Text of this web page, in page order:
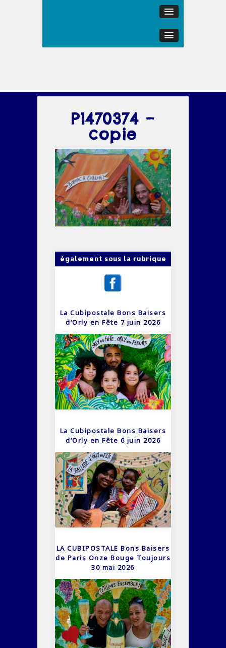
P1470374 –
copie
également sous la rubrique
La Cubipostale Bons Baisers
d’Orly en Fête 7 juin 2026
La Cubipostale Bons Baisers
d’Orly en Fête 6 juin 2026
LA CUBIPOSTALE Bons Baisers
de Paris Onze Bouge Toujours
30 mai 2026